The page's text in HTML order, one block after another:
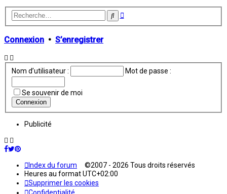
Rechercher
Recherche
Connexion • S’enregistrer
Nom d’utilisateur : Mot de passe :
Se souvenir de moi
Publicité
Index du forum ©2007 - 2026 Tous droits réservés
Heures au formatUTC+02:00
Supprimer les cookies